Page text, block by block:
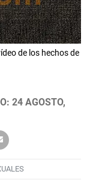
de los hechos de
24 AGOSTO,